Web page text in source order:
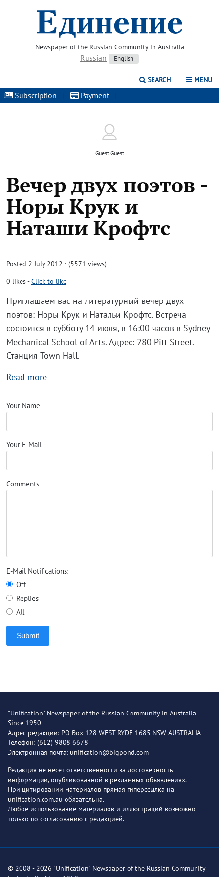
Newspaper of the Russian Community in Australia
Russian English
SEARCH MENU
Subscription | Payment |
Guest Guest
Вечер двух поэтов -
Норы Крук и
Наташи Крофтс
Posted 2 July 2012 · (5571 views)
0 likes-Click to like
Приглашаем вас на литературный вечер двух
поэтов: Норы Крук и Натальи Крофтс. Встреча
состоится в субботу 14 июля, в 16:00 часов в Sydney
Mechanical School of Arts. Адрес: 280 Pitt Street.
Станция Town Hall.
Read more
Your Name
Your E-Mail
Comments
E-Mail Notifications:
Off
Replies
All
Submit
"Unification" Newspaper of the Russian Community in Australia.
Since 1950
Адрес редакции: PO Box 128 WEST RYDE 1685 NSW AUSTRALIA
Телефон: (612) 9808 6678
Электронная почта: unification@bigpond.com
Редакция не несет ответственности за достоверность
информации, опубликованной в рекламных объявлениях.
При цитировании материалов прямая гиперссылка на
unification.com.au обязательна.
Любое использование материалов и иллюстраций возможно
только по согласованию с редакцией.
© 2008 - 2026 "Unification" Newspaper of the Russian Community